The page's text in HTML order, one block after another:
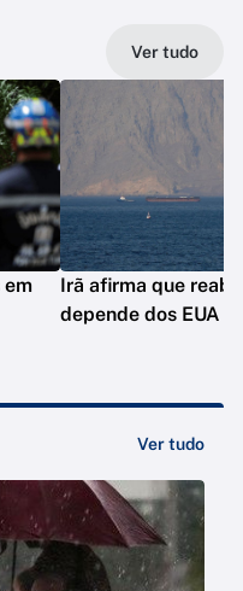
Ver tudo
em
Irã afirma que
depende dos EUA
Ver tudo